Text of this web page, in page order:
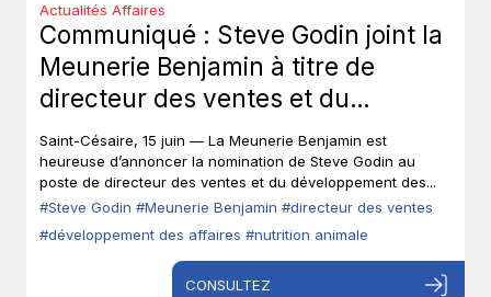
Actualités Affaires
Communiqué : Steve Godin joint la
Meunerie Benjamin à titre de
directeur des ventes et du
développement des affaires.
Saint-Césaire, 15 juin — La Meunerie Benjamin est
heureuse d’annoncer la nomination de Steve Godin au
poste de directeur des ventes et du développement des...
#Steve Godin #Meunerie Benjamin #directeur des ventes
#développement des affaires #nutrition animale
CONSULTEZ